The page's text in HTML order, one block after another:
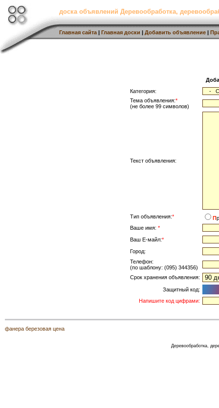
доска объявлений Деревообработка,
Главная сайта | Главная доски | Добавить объявление |
Категория:
Тема объявления:*
(не более 99 символов)
Текст объявления:
Тип объявления:* П
Ваше имя: *
Ваш Е-майл:*
Город:
Телефон:
(по шаблону: (095) 344356)
Срок хранения объявления:
Защитный код:
Напишите код цифрами:
фанера березовая цена
Деревообработка,